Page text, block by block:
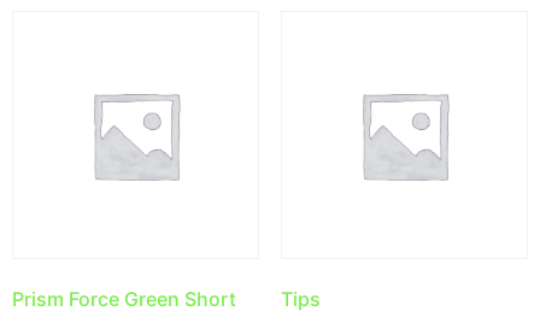
Prism Force Green Short Tips